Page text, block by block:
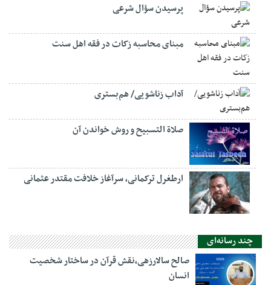
پرسیدن سؤال شرعی
مبنای محاسبه زکات در فقه اهل سنت
آداب زناشویی/ هم‌بستری
صلاة التسبيح و روش خواندن آن
ارطغرل ترکمانی، سرآغاز خلافت مقتدر عثمانی
چند رسانه‌ای
صالح سالارزهی،‌نقش قرآن در ساختار شخصیت
انسان